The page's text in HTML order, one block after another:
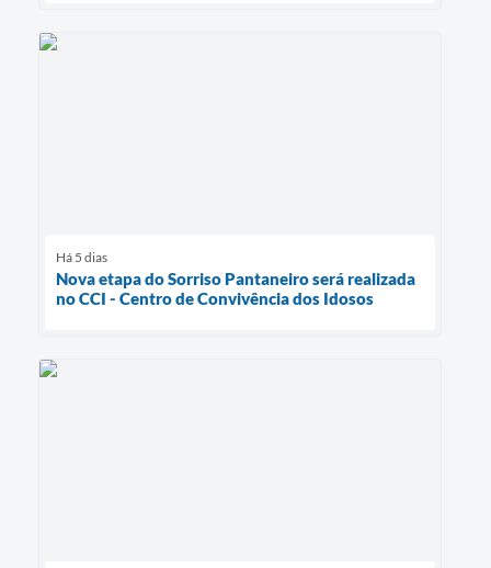
Há 5 dias
Nova etapa do Sorriso Pantaneiro será realizada
no CCI - Centro de Convivência dos Idosos